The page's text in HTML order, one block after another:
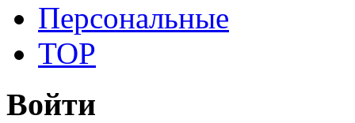
Персональные
TOP
Войти